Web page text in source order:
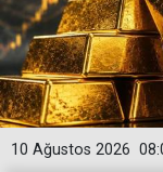
10 Ağustos 2026